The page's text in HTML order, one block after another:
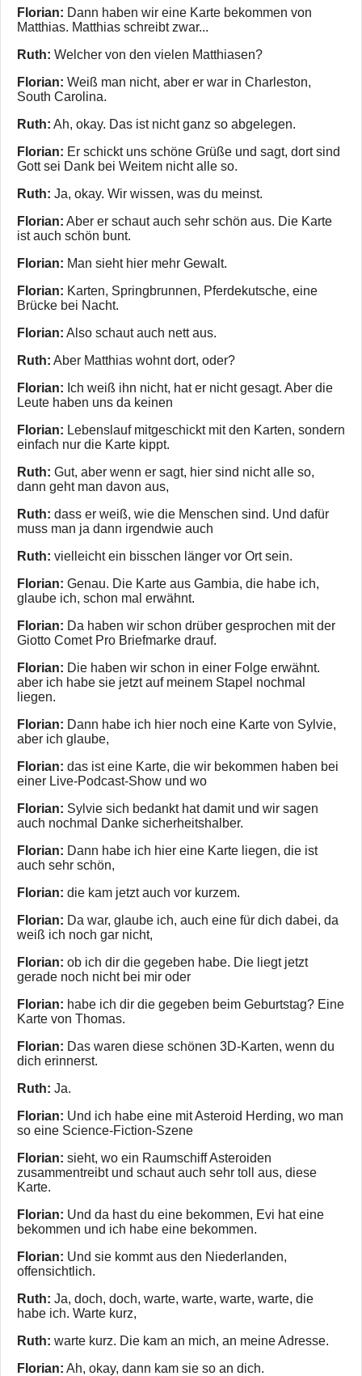
Florian: Dann haben wir eine Karte bekommen von
Matthias. Matthias schreibt zwar...
Ruth: Welcher von den vielen Matthiasen?
Florian: Weiß man nicht, aber er war in Charleston,
South Carolina.
Ruth: Ah, okay. Das ist nicht ganz so abgelegen.
Florian: Er schickt uns schöne Grüße und sagt, dort sind
Gott sei Dank bei Weitem nicht alle so.
Ruth: Ja, okay. Wir wissen, was du meinst.
Florian: Aber er schaut auch sehr schön aus. Die Karte
ist auch schön bunt.
Florian: Man sieht hier mehr Gewalt.
Florian: Karten, Springbrunnen, Pferdekutsche, eine
Brücke bei Nacht.
Florian: Also schaut auch nett aus.
Ruth: Aber Matthias wohnt dort, oder?
Florian: Ich weiß ihn nicht, hat er nicht gesagt. Aber die
Leute haben uns da keinen
Florian: Lebenslauf mitgeschickt mit den Karten, sondern
einfach nur die Karte kippt.
Ruth: Gut, aber wenn er sagt, hier sind nicht alle so,
dann geht man davon aus,
Ruth: dass er weiß, wie die Menschen sind. Und dafür
muss man ja dann irgendwie auch
Ruth: vielleicht ein bisschen länger vor Ort sein.
Florian: Genau. Die Karte aus Gambia, die habe ich,
glaube ich, schon mal erwähnt.
Florian: Da haben wir schon drüber gesprochen mit der
Giotto Comet Pro Briefmarke drauf.
Florian: Die haben wir schon in einer Folge erwähnt.
aber ich habe sie jetzt auf meinem Stapel nochmal
liegen.
Florian: Dann habe ich hier noch eine Karte von Sylvie,
aber ich glaube,
Florian: das ist eine Karte, die wir bekommen haben bei
einer Live-Podcast-Show und wo
Florian: Sylvie sich bedankt hat damit und wir sagen
auch nochmal Danke sicherheitshalber.
Florian: Dann habe ich hier eine Karte liegen, die ist
auch sehr schön,
Florian: die kam jetzt auch vor kurzem.
Florian: Da war, glaube ich, auch eine für dich dabei, da
weiß ich noch gar nicht,
Florian: ob ich dir die gegeben habe. Die liegt jetzt
gerade noch nicht bei mir oder
Florian: habe ich dir die gegeben beim Geburtstag? Eine
Karte von Thomas.
Florian: Das waren diese schönen 3D-Karten, wenn du
dich erinnerst.
Ruth: Ja.
Florian: Und ich habe eine mit Asteroid Herding, wo man
so eine Science-Fiction-Szene
Florian: sieht, wo ein Raumschiff Asteroiden
zusammentreibt und schaut auch sehr toll aus, diese
Karte.
Florian: Und da hast du eine bekommen, Evi hat eine
bekommen und ich habe eine bekommen.
Florian: Und sie kommt aus den Niederlanden,
offensichtlich.
Ruth: Ja, doch, doch, warte, warte, warte, warte, die
habe ich. Warte kurz,
Ruth: warte kurz. Die kam an mich, an meine Adresse.
Florian: Ah, okay, dann kam sie so an dich.